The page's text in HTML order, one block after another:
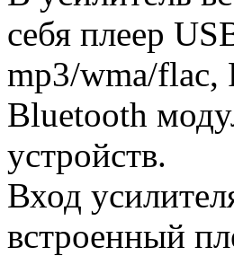
себя плеер
mp3/wma/flac,
Bluetooth
устройств.
Вход
встроенный